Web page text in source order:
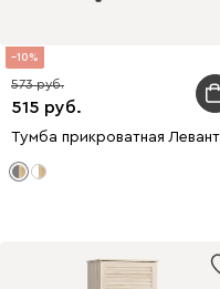
10
515
573
Тумба прикроватная